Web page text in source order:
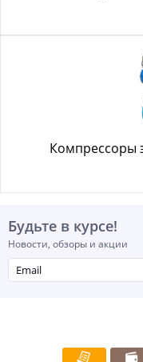
Компрессоры
Будьте в курсе!
Новости, обзоры и акции